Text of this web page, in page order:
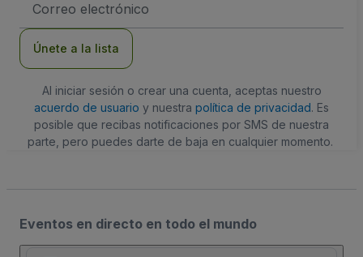
de
Únete a la lista
Al iniciar sesión o crear una cuenta, aceptas nuestro
acuerdo de usuario y nuestra política de privacidad. Es
posible que recibas notificaciones por SMS de nuestra
parte, pero puedes darte de baja en cualquier momento.
Eventos en directo en todo el mundo